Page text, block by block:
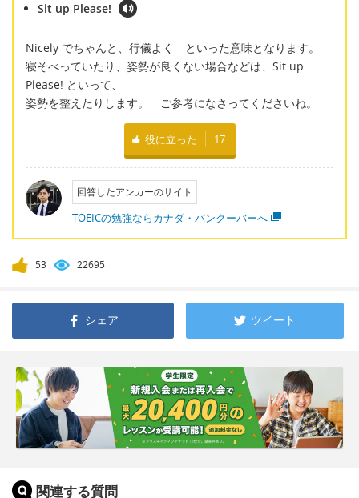
Sit up Please!
Nicely でちゃんと、行儀よく といった意味となります。
寝そべっていたり、姿勢が良くない場合などは、Sit up
Please! といって、
姿勢を整えたりします。 ご参考になさってくださいね。
役に立った 17
回答したアンカーのサイト
TOEICの勉強ならカナダ・バンクーバーへ
53 22695
シェア ツイート
関連する質問